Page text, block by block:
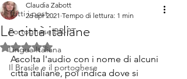
Tutti i post
Portoghese BR-PT
Lingua Italiana
Il Brasile e il portoghese
Le città italiane
Claudia Zabott
26 apr 2021 Tempo di lettura: 1 min
Valutazione NaN stelle su 5.
Ascolta l'audio con i nome di alcuni
città italiane, poi indica dove si